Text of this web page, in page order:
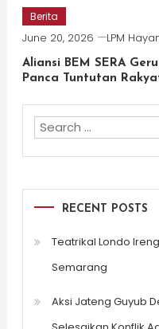
Berita
June 20, 2026 LPM
Aliansi BEM SERA
Panca Tuntutan
RECENT POSTS
Teatrikal Londo
Semarang
Aksi Jateng Guyub